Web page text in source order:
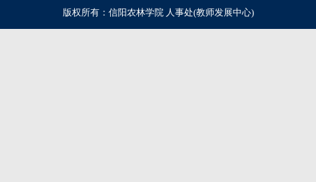
版权所有：信阳农林学院 人事处(教师发展中心)